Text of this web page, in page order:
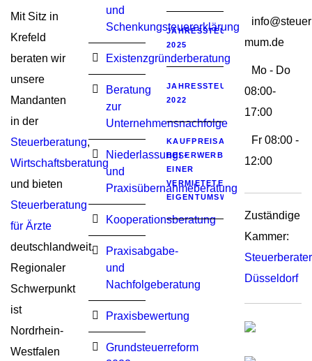
Mit Sitz in
Krefeld
beraten wir
unsere
Mandanten
in der
Steuerberatung,
Wirtschaftsberatung
und bieten
Steuerberatung
für Ärzte
deutschlandweit.
Regionaler
Schwerpunkt
ist
Nordrhein-
Westfalen
und
Schenkungsteuererklärung
Existenzgründerberatung
Beratung
zur
Unternehmensnachfolge
Niederlassungs-
und
Praxisübernahmeberatung
Kooperationsberatung
Praxisabgabe-
und
Nachfolgeberatung
Praxisbewertung
Grundsteuerreform
JAHRESSTEUERGESETZ
2025
JAHRESSTEUERGESETZ
2022
KAUFPREISAUFTEILUNG
BEI ERWERB
EINER
VERMIETETEN
EIGENTUMSWOHNUNG
mum.de
Mo - Do
08:00-
17:00
Fr 08:00 -
12:00
Zuständige
Kammer:
Düsseldorf